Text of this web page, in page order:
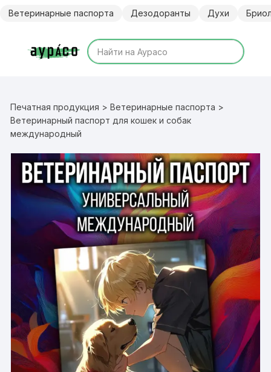
Ветеринарные паспорта Дезодоранты Духи
Печатная продукция >Ветеринарные паспорта >
Ветеринарный паспорт для кошек и собак
международный